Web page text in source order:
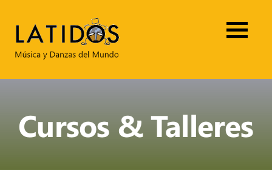
Cursos & Talleres